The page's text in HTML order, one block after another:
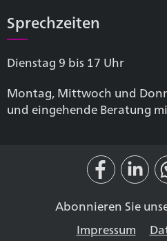
Sprechzeiten
Dienstag 9 bis 17 Uhr
Montag, Mittwoch und
und eingehende Beratung
Abonnieren Sie
Impressum